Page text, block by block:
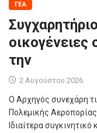
ΓΕΑ
την
2 Αυγούστου 2026
Ο Αρχηγός συνεχάρη
Πολεμικής Αεροπορίας
Ιδιαίτερα